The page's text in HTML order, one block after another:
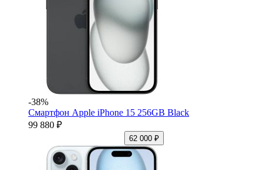
-38%
Смартфон Apple iPhone 15 256GB Black
99 880 ₽
62 000 ₽